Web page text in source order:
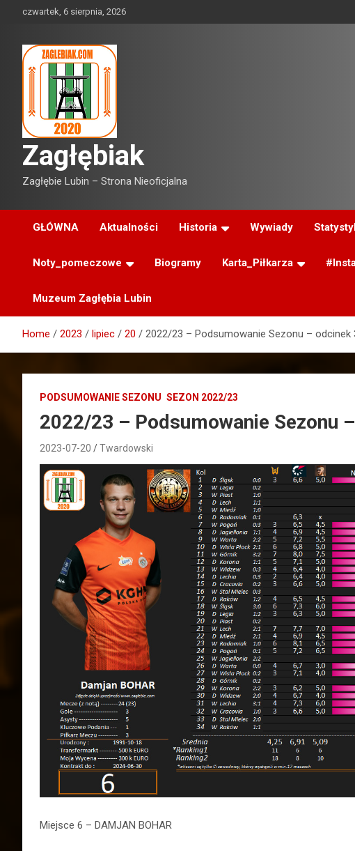
czwartek, 6 sierpnia, 2026
Zagłębiak
Zagłębie Lubin – Strona Nieoficjalna
GŁÓWNA Aktualności Historia Wywiady
Noty_pomeczowe Biogramy Karta_Piłkarza
Muzeum Zagłębia Lubin
Home 2023 lipiec 20 2022/23 – Podsumowanie Sezonu – odcinek
PODSUMOWANIE SEZONU SEZON 2022/23
2022/23 – Podsumowanie Sezonu
2023-07-20 Twardowski
Miejsce 6 – DAMJAN BOHAR